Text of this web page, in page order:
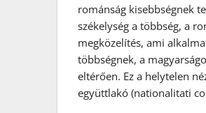
románság kisebbségnek
székelység a többség, a
megközelítés, ami
többségnek, a
eltérően. Ez a helytelen
együttlakó (nationalitati